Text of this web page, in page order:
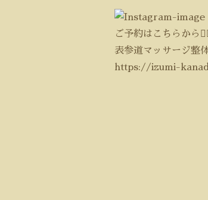
ご予約はこちらから
表参道マッサージ整
https://izumi-